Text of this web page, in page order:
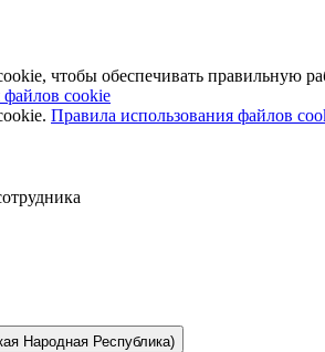
чтобы обеспечивать правильную
файлов cookie
Правила использования файлов
Народная Республика)